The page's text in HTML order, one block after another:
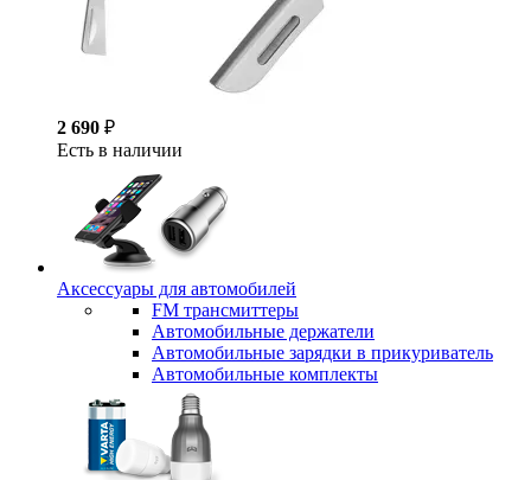
2 690 ₽
Есть в наличии
Аксессуары для автомобилей
FM трансмиттеры
Автомобильные держатели
Автомобильные зарядки в прикуриватель
Автомобильные комплекты